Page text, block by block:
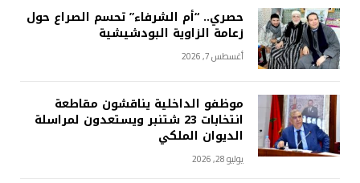
حصري.. “أم الشرفاء” تحسم الصراع حول
زعامة الزاوية البودشيشية
أغسطس 7, 2026
موظفو الداخلية يناقشون مقاطعة
انتخابات 23 شتنبر ويستعدون لمراسلة
الديوان الملكي
يوليو 28, 2026